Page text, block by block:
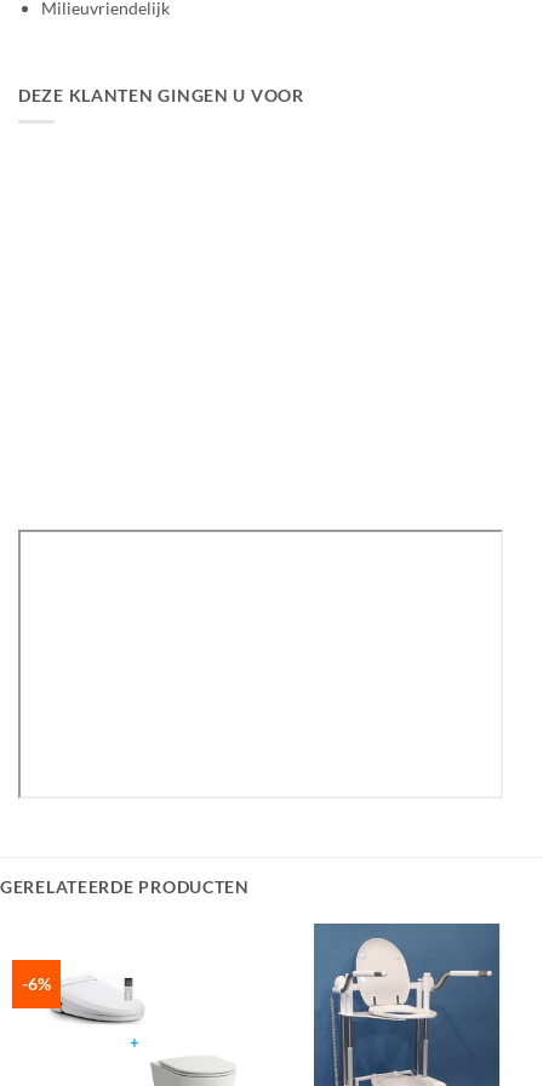
Milieuvriendelijk
DEZE KLANTEN GINGEN U VOOR
GERELATEERDE PRODUCTEN
-6%